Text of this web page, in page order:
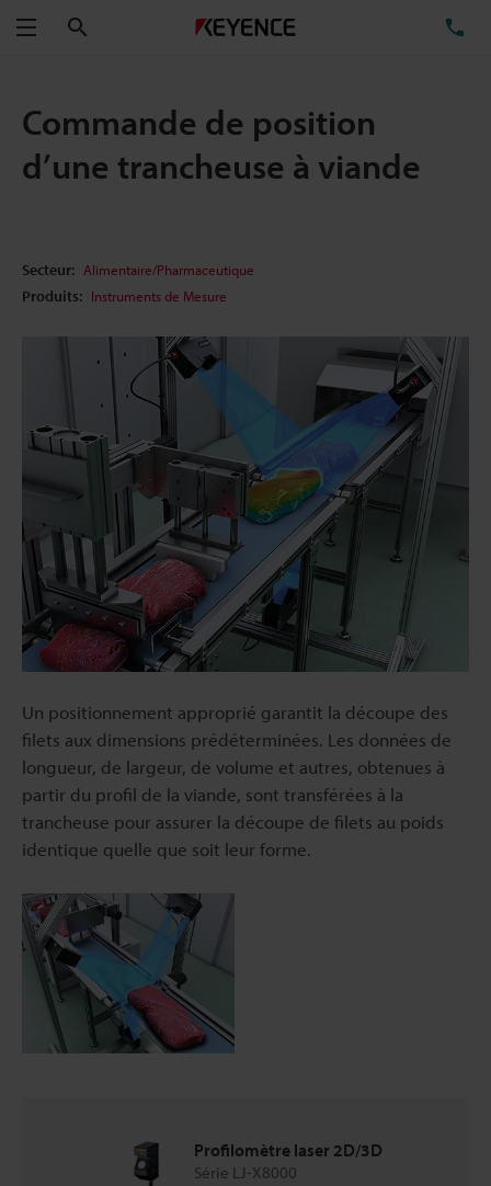
Menu
Commande de position
d’une trancheuse à viande
Secteur: Alimentaire/Pharmaceutique
Produits: Instruments de Mesure
Un positionnement approprié garantit la découpe des
filets aux dimensions prédéterminées. Les données de
longueur, de largeur, de volume et autres, obtenues à
partir du profil de la viande, sont transférées à la
trancheuse pour assurer la découpe de filets au poids
identique quelle que soit leur forme.
Profilomètre laser 2D/3D
Série LJ-X8000